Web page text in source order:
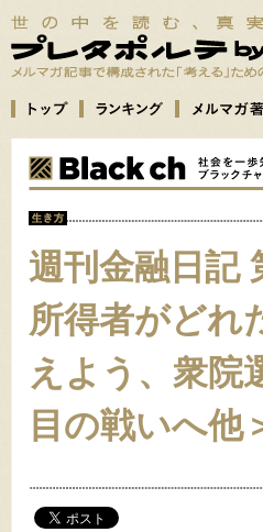
週刊金融日記
所得者がどれ
えよう、衆院
目の戦いへ他